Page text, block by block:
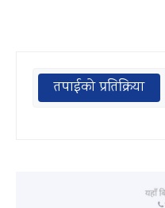
तपाईको प्रतिक्रिया